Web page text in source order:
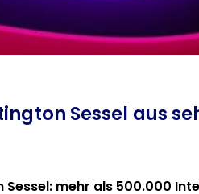
Sessel aus
mehr als 500.000